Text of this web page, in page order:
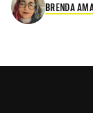
BRENDA